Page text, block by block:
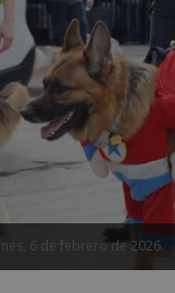
6 de febrero de 2026